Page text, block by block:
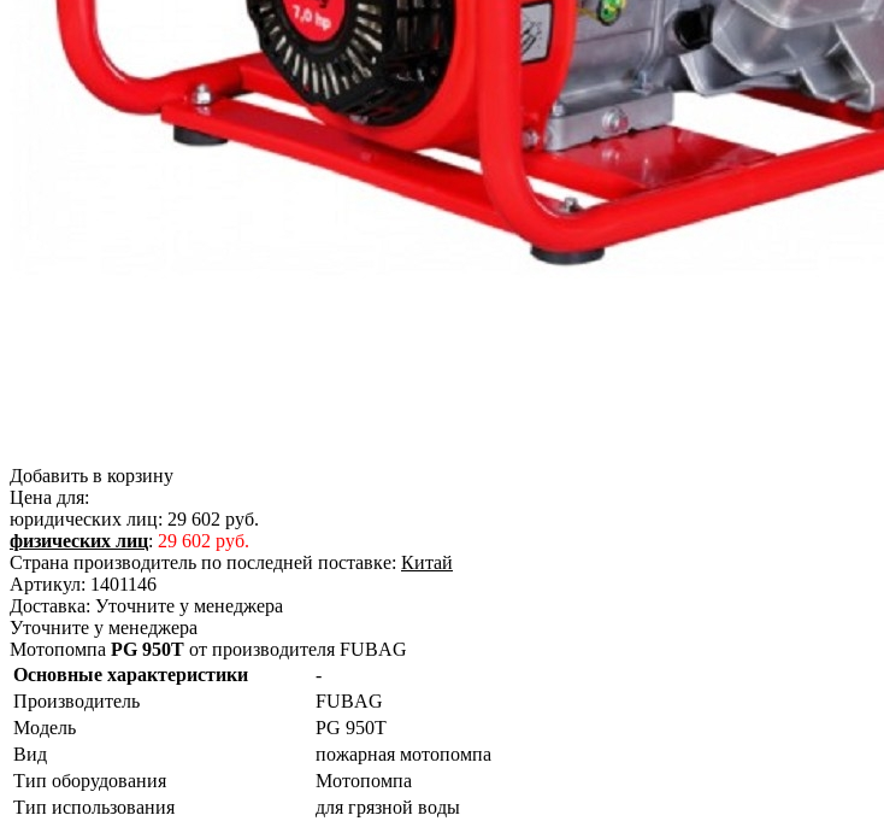
Добавить в корзину
Цена для:
юридических лиц: 29 602 руб.
физических лиц: 29 602 руб.
Страна производитель по последней поставке: Китай
Артикул: 1401146
Доставка: Уточните у менеджера
Уточните у менеджера
Мотопомпа PG 950T от производителя FUBAG
Основные характеристики
-
Производитель
FUBAG
Модель
PG 950T
Вид
пожарная мотопомпа
Тип оборудования
Мотопомпа
Тип использования
для грязной воды